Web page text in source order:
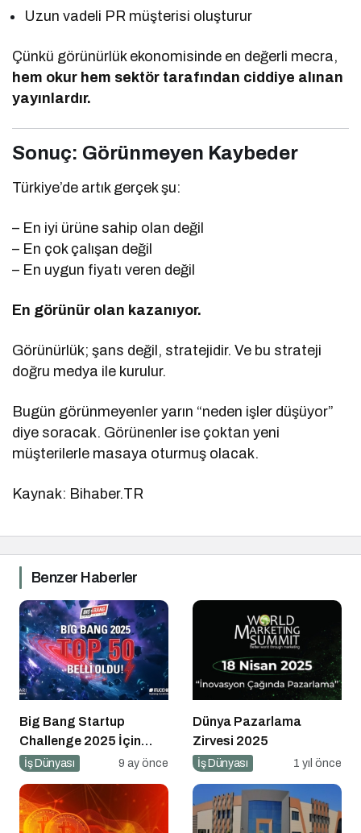
Uzun vadeli PR müşterisi oluşturur
Çünkü görünürlük ekonomisinde en değerli mecra,
hem okur hem sektör tarafından ciddiye alınan
yayınlardır.
Sonuç: Görünmeyen Kaybeder
Türkiye’de artık gerçek şu:
– En iyi ürüne sahip olan değil
– En çok çalışan değil
– En uygun fiyatı veren değil
En görünür olan kazanıyor.
Görünürlük; şans değil, stratejidir. Ve bu strateji
doğru medya ile kurulur.
Bugün görünmeyenler yarın “neden işler düşüyor”
diye soracak. Görünenler ise çoktan yeni
müşterilerle masaya oturmuş olacak.
Kaynak: Bihaber.TR
Benzer Haberler
Big Bang Startup
Challenge 2025 İçin
Geri Sayım Başladı
İş Dünyası 9 ay önce
Dünya Pazarlama
Zirvesi 2025
İş Dünyası 1 yıl önce